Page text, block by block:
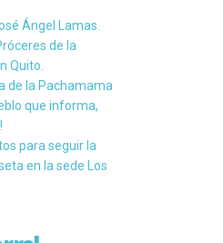
Ángel Lamas.
de la
Quito.
de la Pachamama
que informa,
para seguir la
en la sede Los